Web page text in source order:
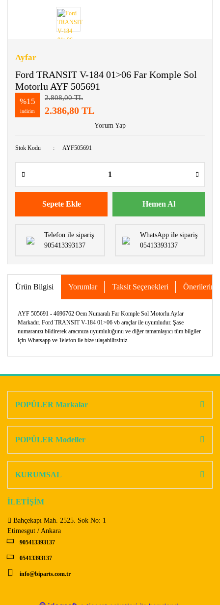
Ayfar
Ford TRANSIT V-184 01>06 Far Komple Sol
Motorlu AYF 505691
%15
indirim
2.808,00 TL
2.386,80 TL
Yorum Yap
Stok Kodu AYF505691
Sepete Ekle Hemen Al
Telefon ile sipariş
905413393137
WhatsApp ile sipariş
05413393137
Ürün Bilgisi Yorumlar Taksit Seçenekleri Önerileriniz
AYF 505691 - 4696762 Oem Numaralı Far Komple Sol Motorlu Ayfar
Markadır. Ford TRANSIT V-184 01>06 vb araçlar ile uyumludur. Şase
numaranızı bildirerek aracınıza uyumluluğunu ve diğer tamamlayıcı tüm bilgiler
için Whatsapp ve Telefon ile bize ulaşabilirsiniz.
Ürün açıklamasında eksik bilgiler bulunuyor.
Bu ürüne benzer farklı alternatifler olmalı.
POPÜLER Markalar
POPÜLER Modeller
KURUMSAL
İLETİŞİM
Bahçekapı Mah. 2525. Sok No: 1
Etimesgut / Ankara
905413393137
05413393137
info@biparts.com.tr